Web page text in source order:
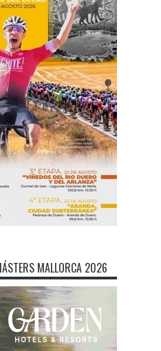
MALLORCA 2026